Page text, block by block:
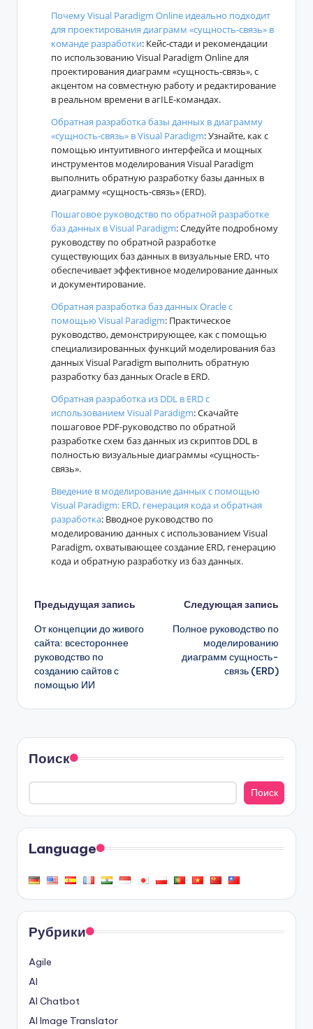
Почему Visual Paradigm Online идеально подходит
для проектирования диаграмм «сущность-связь» в
команде разработки: Кейс-стади и рекомендации
по использованию Visual Paradigm Online для
проектирования диаграмм «сущность-связь», с
акцентом на совместную работу и редактирование
в реальном времени в агILE-командах.
Обратная разработка базы данных в диаграмму
«сущность-связь» в Visual Paradigm: Узнайте, как с
помощью интуитивного интерфейса и мощных
инструментов моделирования Visual Paradigm
выполнить обратную разработку базы данных в
диаграмму «сущность-связь» (ERD).
Пошаговое руководство по обратной разработке
баз данных в Visual Paradigm: Следуйте подробному
руководству по обратной разработке
существующих баз данных в визуальные ERD, что
обеспечивает эффективное моделирование данных
и документирование.
Обратная разработка баз данных Oracle с
помощью Visual Paradigm: Практическое
руководство, демонстрирующее, как с помощью
специализированных функций моделирования баз
данных Visual Paradigm выполнить обратную
разработку баз данных Oracle в ERD.
Обратная разработка из DDL в ERD с
использованием Visual Paradigm: Скачайте
пошаговое PDF-руководство по обратной
разработке схем баз данных из скриптов DDL в
полностью визуальные диаграммы «сущность-
связь».
Введение в моделирование данных с помощью
Visual Paradigm: ERD, генерация кода и обратная
разработка: Вводное руководство по
моделированию данных с использованием Visual
Paradigm, охватывающее создание ERD, генерацию
кода и обратную разработку из баз данных.
Навигация
записи
Предыдущая запись
От концепции до живого
сайта: всестороннее
руководство по
созданию сайтов с
помощью ИИ
Следующая запись
Полное руководство по
моделированию
диаграмм сущность-
связь (ERD)
Поиск
Поиск
Language
Рубрики
Agile
AI
AI Chatbot
AI Image Translator